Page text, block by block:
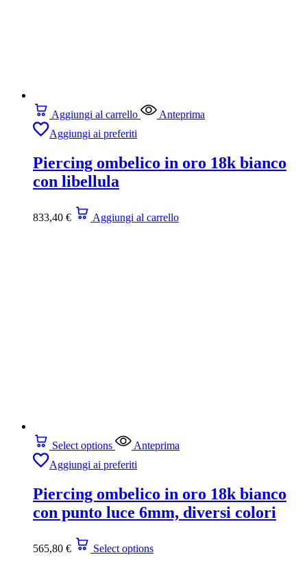
Aggiungi al carrello
Anteprima
Aggiungi ai preferiti
Piercing ombelico in oro 18k bianco
con libellula
833,40 € Aggiungi al carrello
Select options
Anteprima
Aggiungi ai preferiti
Piercing ombelico in oro 18k bianco
con punto luce 6mm, diversi colori
565,80 € Select options